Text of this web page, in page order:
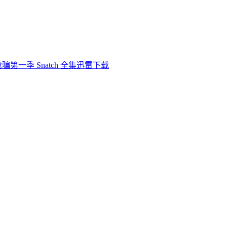
第一季 Snatch 全集迅雷下载